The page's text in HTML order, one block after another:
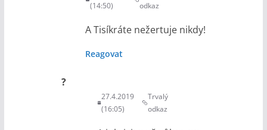
(14:50)
odkaz
A Tisíkráte nežertuje nikdy!
Reagovat
?
27.4.2019
(16:05)
Trvalý
odkaz